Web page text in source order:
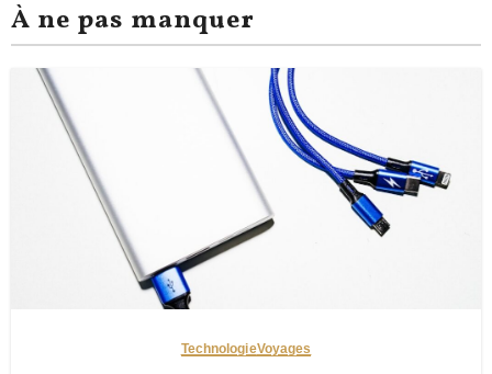
À ne pas manquer
TechnologieVoyages